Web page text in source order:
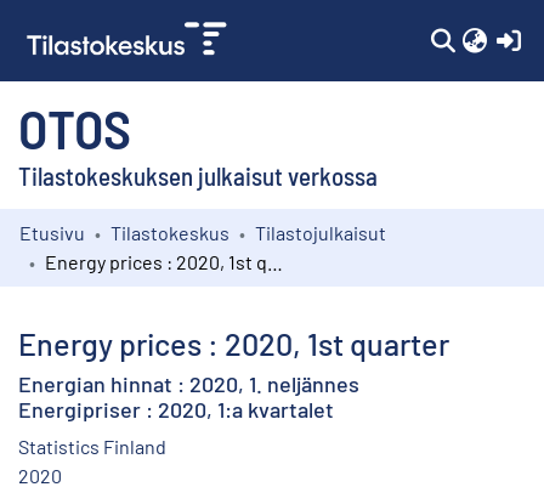
OTOS
Tilastokeskuksen julkaisut verkossa
Kokoelmat
Etusivu Tilastokeskus
Tilastojulkaisut
Energy prices : 2020, 1st quarter
Energian hinnat : 2020, 1. neljännes
Energipriser : 2020, 1:a kvartalet
Statistics Finland
2020